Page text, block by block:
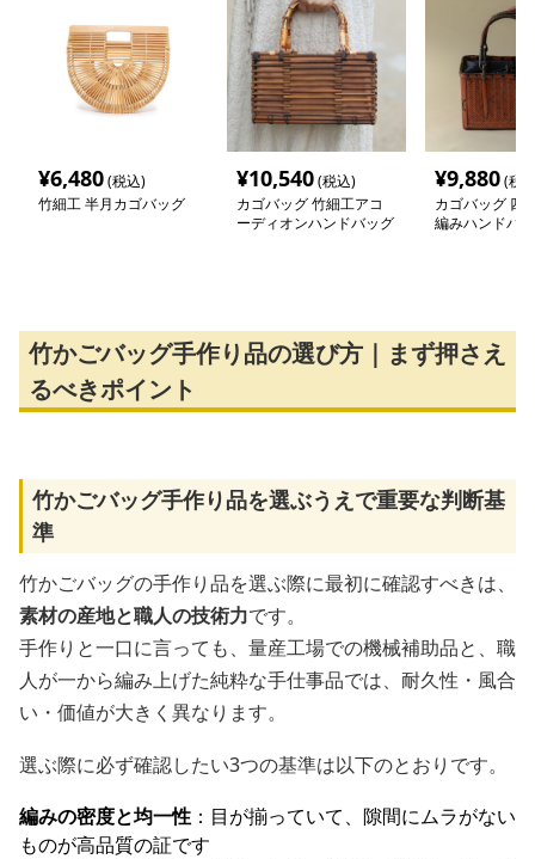
¥6,480(税込)
竹細工 半月カゴバッグ
¥10,540(税込)
カゴバッグ 竹細工アコ
ーディオンハンドバッグ
¥9,880(税
カゴバッグ 四
編みハンドバ
竹かごバッグ手作り品の選び方｜まず押さえ
るべきポイント
竹かごバッグ手作り品を選ぶうえで重要な判断基
準
竹かごバッグの手作り品を選ぶ際に最初に確認すべきは、
素材の産地と職人の技術力です。
手作りと一口に言っても、量産工場での機械補助品と、職
人が一から編み上げた純粋な手仕事品では、耐久性・風合
い・価値が大きく異なります。
選ぶ際に必ず確認したい3つの基準は以下のとおりです。
編みの密度と均一性 ：目が揃っていて、隙間にムラがない
ものが高品質の証です